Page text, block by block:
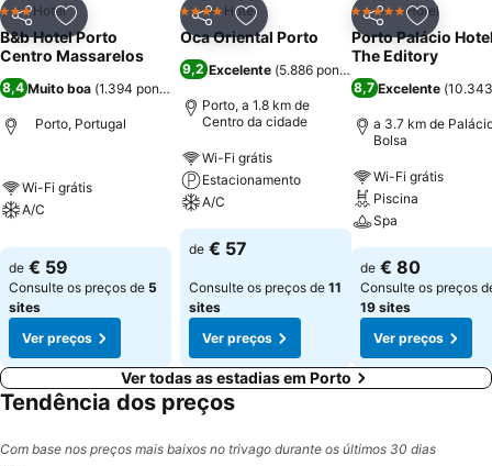
PartilharAdicionar aos favoritos
3 Estrelas
Hotel
B&b Hotel Porto
Centro Massarelos
8,4 Muito boa (1.394 pontuações
Porto, Portugal
Wi-Fi grátis
A/C
de € 59
Consulte os preços de 5
sites
Ver preços
PartilharAdicionar aos favoritos
4 EstrelasHotel
Oca Oriental Porto
9,2 Excelente (5.886 pontuações
Porto, a 1.8 km de
Centro da cidade
Wi-Fi grátis
Estacionamento
A/C
de € 57
Consulte os preços de 11
sites
Ver preços
Partilhar
5 EstrelasHotel
Porto Palácio
The Editory
8,7Excelente (
a 3.7 km de
Bolsa
Wi-Fi grátis
Piscina
Spa
de € 80
Consulte os preços
19 sites
Ver preços
Ver todas as estadias em Porto
Tendência dos preços
Com base nos preços mais baixos no trivago durante os últimos 30 dias